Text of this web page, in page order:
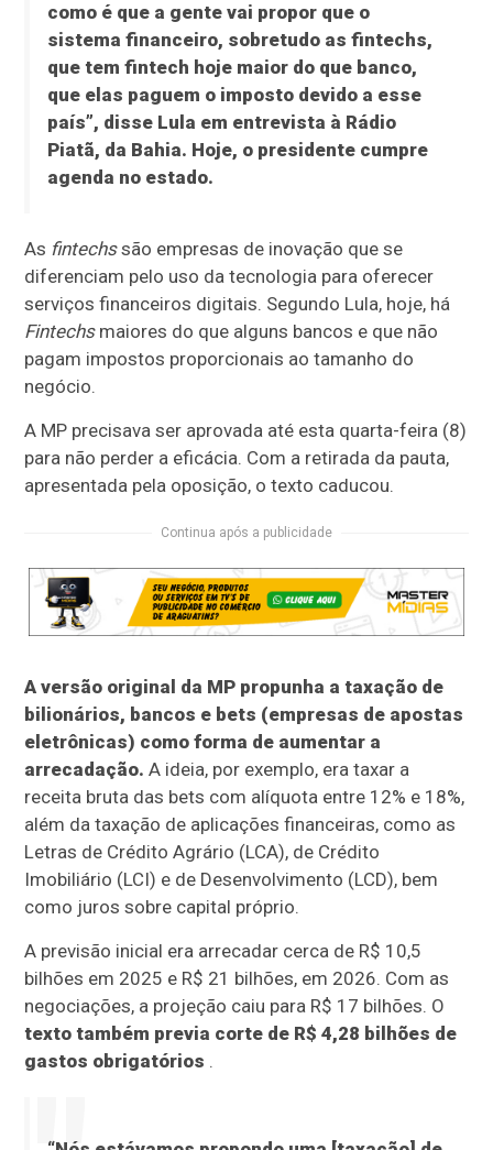
como é que a gente vai propor que o
sistema financeiro, sobretudo as fintechs,
que tem fintech hoje maior do que banco,
que elas paguem o imposto devido a esse
país”, disse Lula em entrevista à Rádio
Piatã, da Bahia. Hoje, o presidente cumpre
agenda no estado.
As fintechssão empresas de inovação que se
diferenciam pelo uso da tecnologia para oferecer
serviços financeiros digitais. Segundo Lula, hoje, há
Fintechsmaiores do que alguns bancos e que não
pagam impostos proporcionais ao tamanho do
negócio.
A MP precisava ser aprovada até esta quarta-feira (8)
para não perder a eficácia. Com a retirada da pauta,
apresentada pela oposição, o texto caducou.
Continua após a publicidade
A versão original da MP propunha a taxação de
bilionários, bancos e bets (empresas de apostas
eletrônicas) como forma de aumentar a
arrecadação. A ideia, por exemplo, era taxar a
receita bruta das bets com alíquota entre 12% e 18%,
além da taxação de aplicações financeiras, como as
Letras de Crédito Agrário (LCA), de Crédito
Imobiliário (LCI) e de Desenvolvimento (LCD), bem
como juros sobre capital próprio.
A previsão inicial era arrecadar cerca de R$ 10,5
bilhões em 2025 e R$ 21 bilhões, em 2026. Com as
negociações, a projeção caiu para R$ 17 bilhões. O
texto também previa corte de R$ 4,28 bilhões de
gastos obrigatórios .